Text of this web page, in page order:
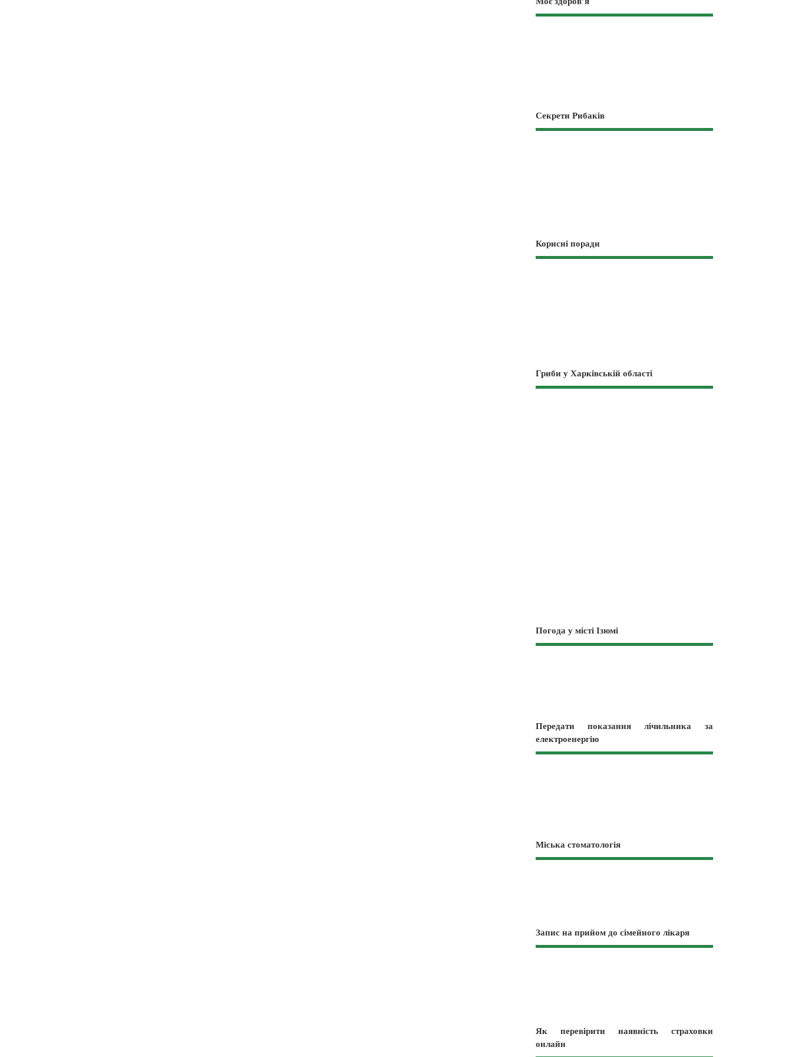
Секрети Рибаків
Корисні поради
Гриби у Харківській області
Погода у місті Ізюмі
Передати показання лічильника за
електроенергію
Міська стоматологія
Запис на прийом до сімейного лікаря
Як перевірити наявність страховки
онлайн